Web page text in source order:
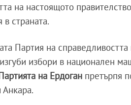
на настоящото
страната.
Партия на
избори в национален
на Ердоган претърпя